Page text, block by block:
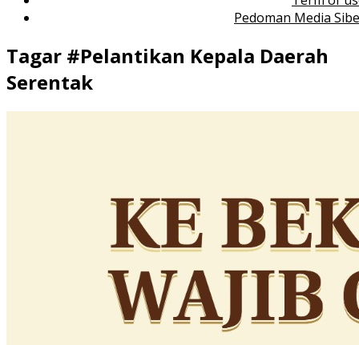
Pedoman Media
Tagar #Pelantikan Kepala Daerah
Serentak